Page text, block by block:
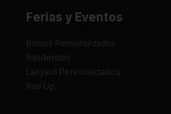
Ferias y Eventos
Bolsas Personalizadas
Banderolas
Lanyard Personalizados
Roll Up